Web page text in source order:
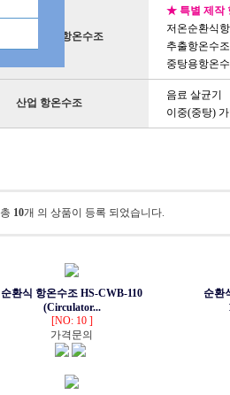
실험실용 항온수조
★ 특별 제작
저온순환식항
추출항온수조
중탕용항온
산업 항온수조
음료 살균기
이중(중탕)
총 10개 의 상품이 등록 되었습니다.
순환식 항온수조 HS-CWB-110
(Circulator...
[NO: 10 ]
가격문의
순환